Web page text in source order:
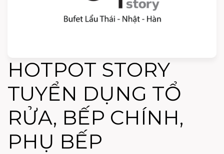
HOTPOT STORY
TUYỂN DỤNG TỔ
RỬA, BẾP CHÍNH,
PHỤ BẾP